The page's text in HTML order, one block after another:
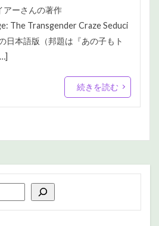
アーさんの著作
The Transgender Craze Seduci
日本語版（邦題は『あの子もト
続きを読む